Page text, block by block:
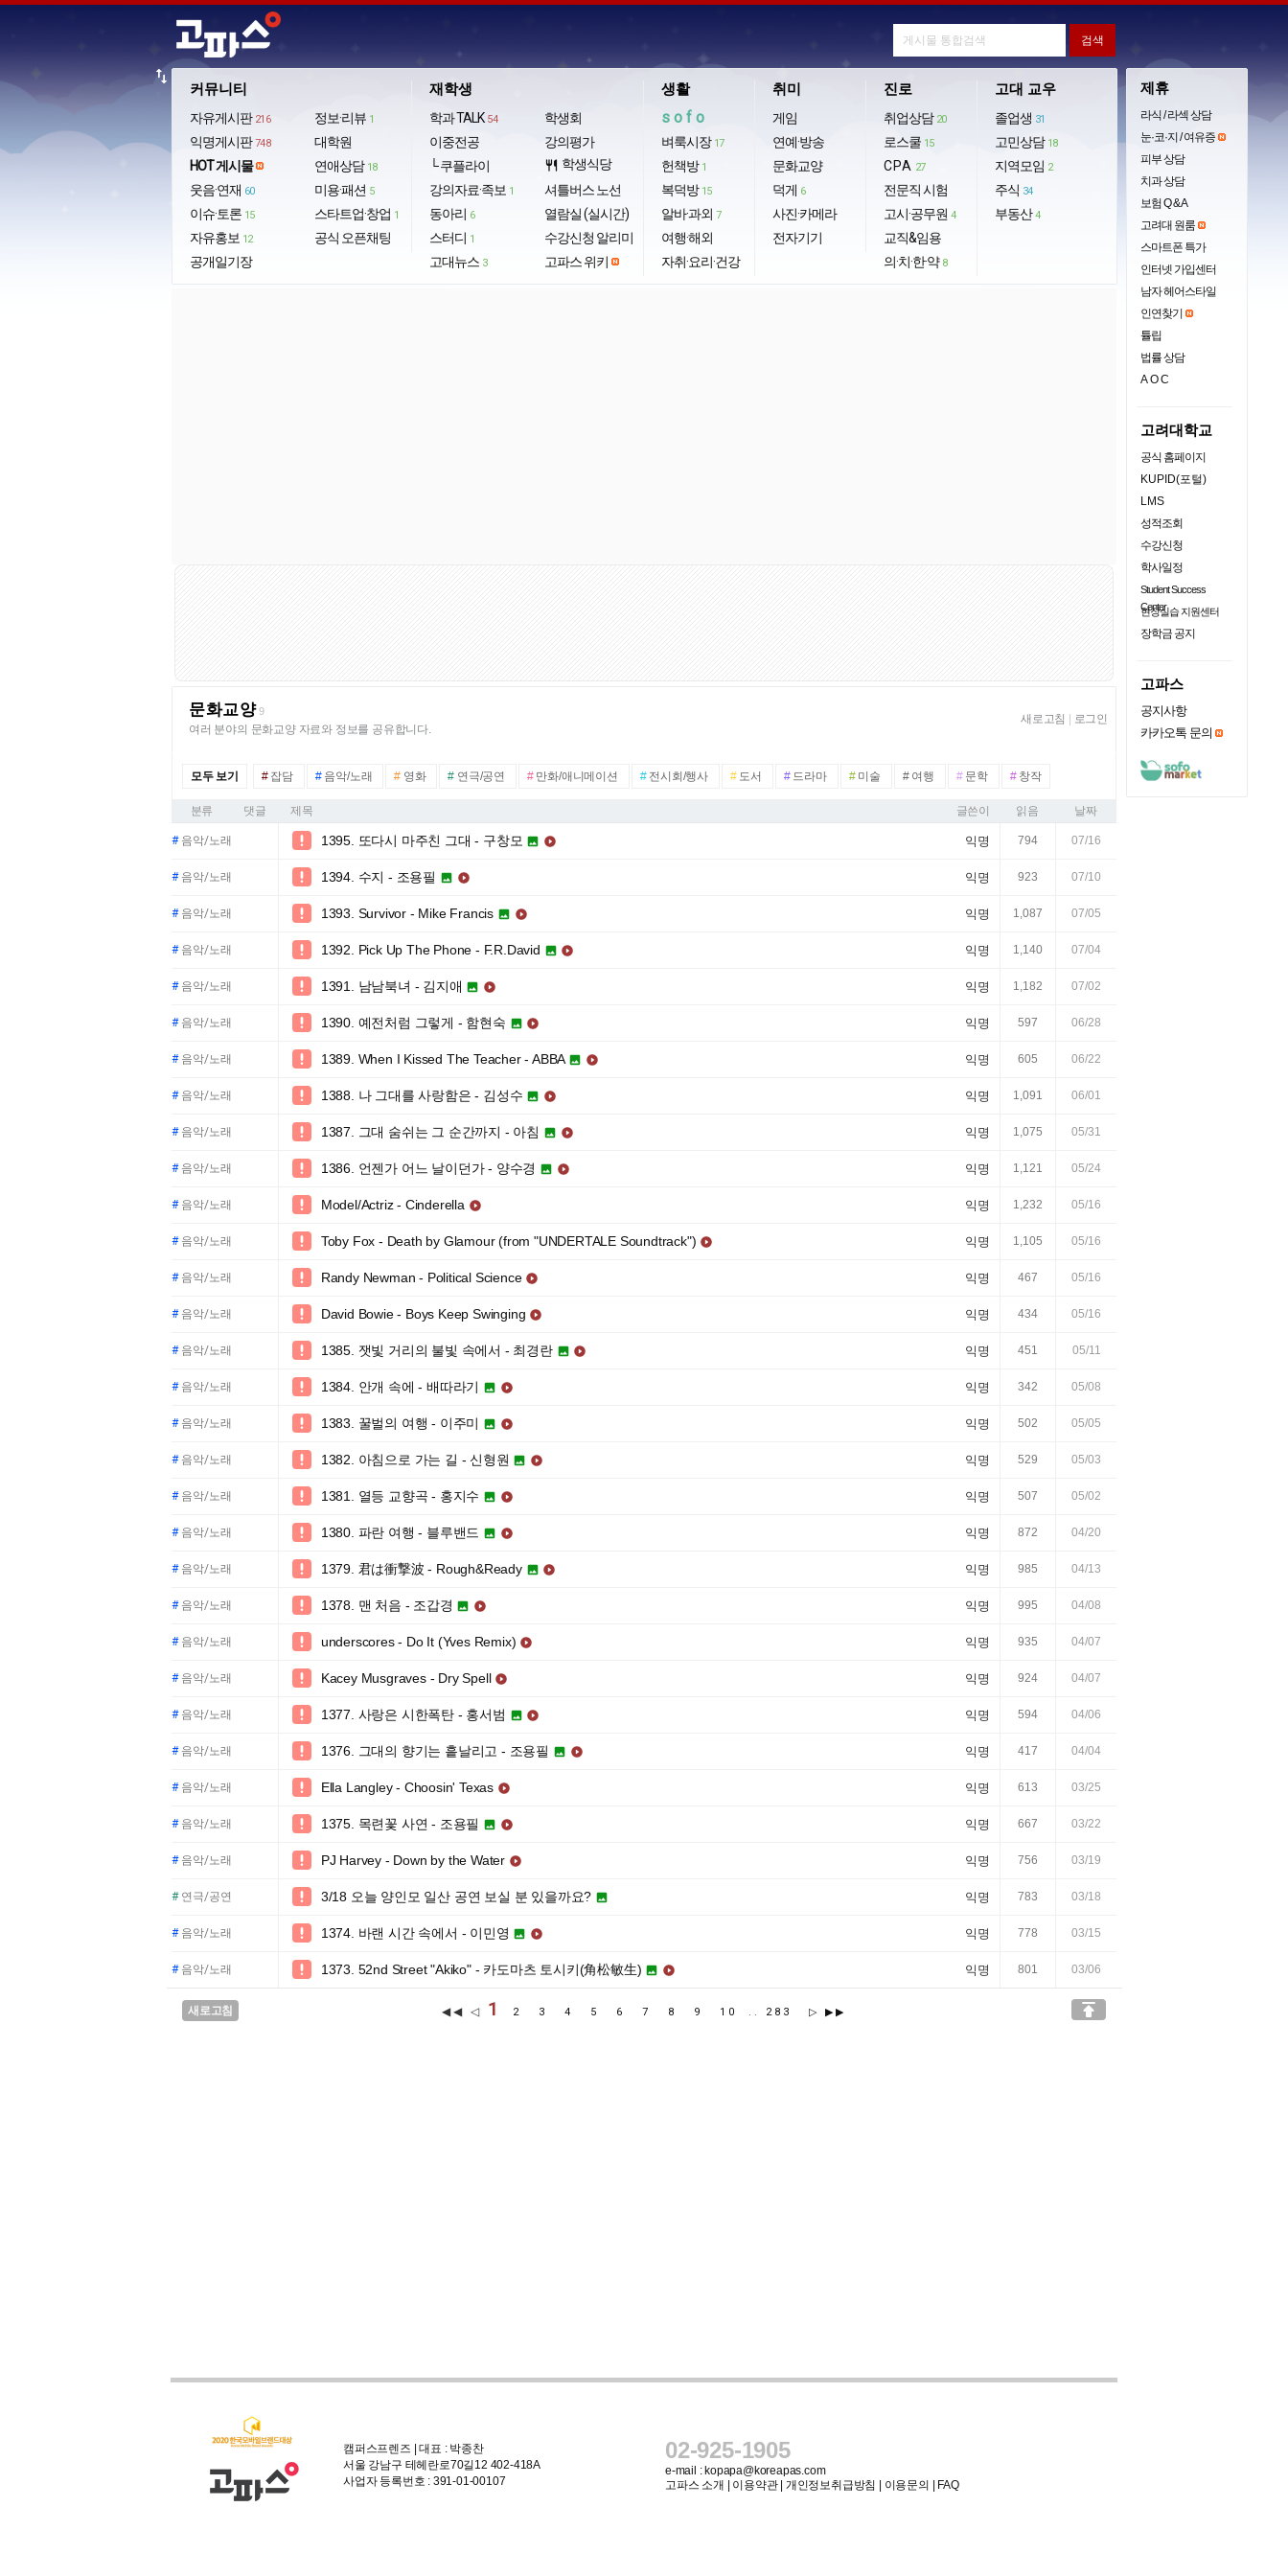
커뮤니티
자유게시판 216
익명게시판 748
HOT 게시물
웃음·연재 60
이슈·토론 15
자유홍보 12
공개일기장
정보·리뷰 1
대학원
연애상담 18
미용·패션 5
스타트업·창업 1
공식 오픈채팅
재학생
학과 TALK 54
이중전공
└ 쿠플라이
강의자료·족보 1
동아리 6
스터디 1
고대뉴스 3
학생회
강의평가
restaurant 학생식당
셔틀버스 노선
열람실 (실시간)
수강신청 알리미
고파스 위키
생활
sofo
벼룩시장 17
헌책방 1
복덕방 15
알바·과외 7
여행·해외
자취·요리·건강
취미
게임
연예·방송
문화교양
덕게 6
사진·카메라
전자기기
진로
취업상담 20
로스쿨 15
CPA 27
전문직 시험
고시·공무원 4
교직&임용
의·치·한·약 8
고대 교우
졸업생 31
고민상담 18
지역모임 2
주식 34
부동산 4
import_export
문화교양 9
여러 분야의 문화교양 자료와 정보를 공유합니다.
새로고침 로그인
모두 보기 #잡담 #음악/노래 # 영화 # 연극/공연 #만화/애니메이션 #전시회/행사 #도서 #드라마 #미술 #여행 #문학 #창작
분류 댓글 제목 글쓴이 읽음 날짜
#음악/노래  1395. 또다시 마주친 그대 - 구창모   익명 794 07/16
#음악/노래  1394. 수지 - 조용필   익명 923 07/10
#음악/노래  1393. Survivor - Mike Francis   익명 1,087 07/05
#음악/노래  1392. Pick Up The Phone - F.R.David   익명 1,140 07/04
#음악/노래  1391. 남남북녀 - 김지애   익명 1,182 07/02
#음악/노래  1390. 예전처럼 그렇게 - 함현숙   익명 597 06/28
#음악/노래  1389. When I Kissed The Teacher - ABBA   익명 605 06/22
#음악/노래  1388. 나 그대를 사랑함은 - 김성수   익명 1,091 06/01
#음악/노래  1387. 그대 숨쉬는 그 순간까지 - 아침   익명 1,075 05/31
#음악/노래  1386. 언젠가 어느 날이던가 - 양수경   익명 1,121 05/24
#음악/노래  Model/Actriz - Cinderella  익명 1,232 05/16
#음악/노래  Toby Fox - Death by Glamour (from "UNDERTALE Soundtrack")  익명 1,105 05/16
#음악/노래  Randy Newman - Political Science  익명 467 05/16
#음악/노래  David Bowie - Boys Keep Swinging  익명 434 05/16
#음악/노래  1385. 잿빛 거리의 불빛 속에서 - 최경란   익명 451 05/11
#음악/노래  1384. 안개 속에 - 배따라기   익명 342 05/08
#음악/노래  1383. 꿀벌의 여행 - 이주미   익명 502 05/05
#음악/노래  1382. 아침으로 가는 길 - 신형원   익명 529 05/03
#음악/노래  1381. 열등 교향곡 - 홍지수   익명 507 05/02
#음악/노래  1380. 파란 여행 - 블루밴드   익명 872 04/20
#음악/노래  1379. 君は衝撃波 - Rough&Ready   익명 985 04/13
#음악/노래  1378. 맨 처음 - 조갑경   익명 995 04/08
#음악/노래  underscores - Do It (Yves Remix)  익명 935 04/07
#음악/노래  Kacey Musgraves - Dry Spell  익명 924 04/07
#음악/노래  1377. 사랑은 시한폭탄 - 홍서범   익명 594 04/06
#음악/노래  1376. 그대의 향기는 흩날리고 - 조용필   익명 417 04/04
#음악/노래  Ella Langley - Choosin' Texas  익명 613 03/25
#음악/노래  1375. 목련꽃 사연 - 조용필   익명 667 03/22
#음악/노래  PJ Harvey - Down by the Water  익명 756 03/19
#연극/공연  3/18 오늘 양인모 일산 공연 보실 분 있을까요?  익명 783 03/18
#음악/노래  1374. 바랜 시간 속에서 - 이민영   익명 778 03/15
#음악/노래  1373. 52nd Street "Akiko" - 카도마츠 토시키(角松敏生)   익명 801 03/06
새로고침 ◀◀ ◁ 1 2 3 4 5 6 7 8 9 10 .. 283 ▷ ▶▶ 
제휴
라식 / 라섹 상담
눈·코·지 / 여유증
피부 상담
치과 상담
보험 Q & A
고려대 원룸
스마트폰 특가
인터넷 가입센터
남자 헤어스타일
인연찾기
튤립
법률 상담
AOC
고려대학교
공식 홈페이지
KUPID(포털)
LMS
성적조회
수강신청
학사일정
Student Success
Center
현장실습 지원센터
장학금 공지
고파스
공지사항
카카오톡 문의
캠퍼스프렌즈 | 대표 : 박종찬
서울 강남구 테헤란로70길12 402-418A
사업자 등록번호 : 391-01-00107
02-925-1905
e-mail : kopapa@koreapas.com
고파스 소개
이용약관| 개인정보취급방침 이용문의 FAQ